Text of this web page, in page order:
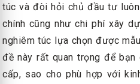
túc và đòi hỏi chủ đầu tư
chính cũng như chi phí xây
nghiêm túc lựa chọn được
đề này rất quan trọng để
cấp, sao cho phù hợp với